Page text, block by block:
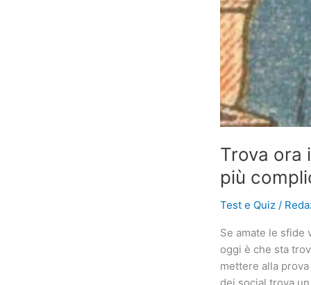
Trova ora
più
Test e Quiz /
Se amate le sfide
oggi è che sta
mettere alla